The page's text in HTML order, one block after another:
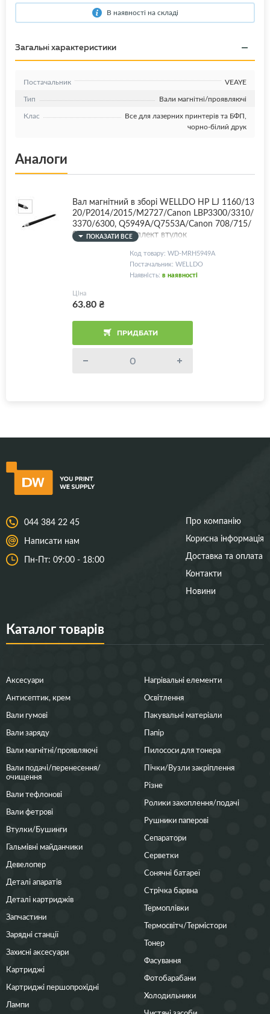
В наявності на складі
Загальні характеристики
Постачальник
VEAYE
Тип
Вали магнітні/проявляючі
Клас
Все для лазерних принтерів та БФП,
чорно-білий друк
Аналоги
Вал магнітний в зборі WELLDO HP LJ 1160/13
20/P2014/2015/M2727/Canon LBP3300/3310/
3370/6300, Q5949A/Q7553A/Canon 708/715/
0266B002 + комплект втулок
ПОКАЗАТИ ВСЕ
Код товару: WD-MRH5949A
Постачальник: WELLDO
Наявність: в наявності
Ціна
63.80₴
ПРИДБАТИ
044 384 22 45
Написати нам
Пн-Пт: 09:00 - 18:00
Про компанію
Корисна інформація
Доставка та оплата
Контакти
Новини
Каталог товарів
Аксесуари
Антисептик, крем
Вали гумові
Вали заряду
Вали магнітні/проявляючі
Вали подачі/перенесення/
очищення
Вали тефлонові
Вали фетрові
Втулки/Бушинги
Гальмівні майданчики
Девелопер
Деталі апаратів
Деталі картриджів
Запчастини
Зарядні станції
Захисні аксесуари
Картриджі
Картриджі першопрохідні
Лампи
Нагрівальні елементи
Освітлення
Пакувальні матеріали
Папір
Пилососи для тонера
Пічки/Вузли закріплення
Різне
Ролики захоплення/подачі
Рушники паперові
Сепаратори
Серветки
Сонячні батареї
Стрічка барвна
Термоплівки
Термосвітч/Термістори
Тонер
Фасування
Фотобарабани
Холодильники